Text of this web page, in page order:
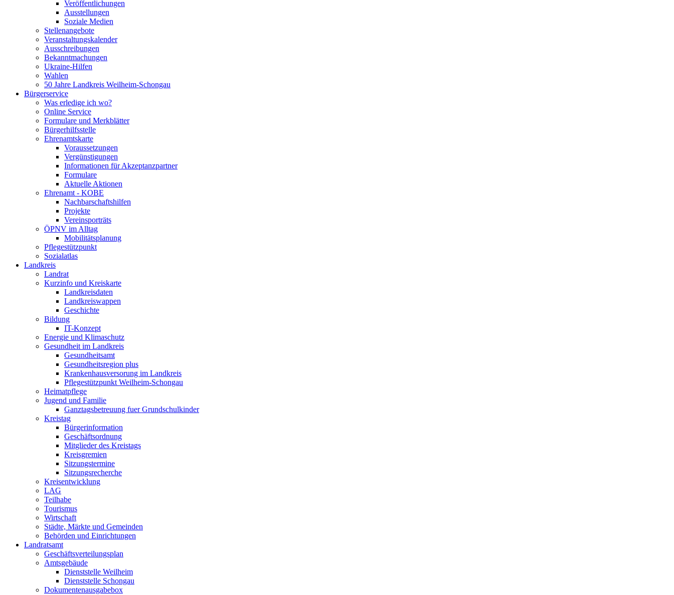
Veröffentlichungen
Ausstellungen
Soziale Medien
Stellenangebote
Veranstaltungskalender
Ausschreibungen
Bekanntmachungen
Ukraine-Hilfen
Wahlen
50 Jahre Landkreis Weilheim-Schongau
Bürgerservice
Was erledige ich wo?
Online Service
Formulare und Merkblätter
Bürgerhilfsstelle
Ehrenamtskarte
Voraussetzungen
Vergünstigungen
Informationen für Akzeptanzpartner
Formulare
Aktuelle Aktionen
Ehrenamt - KOBE
Nachbarschaftshilfen
Projekte
Vereinsporträts
ÖPNV im Alltag
Mobilitätsplanung
Pflegestützpunkt
Sozialatlas
Landkreis
Landrat
Kurzinfo und Kreiskarte
Landkreisdaten
Landkreiswappen
Geschichte
Bildung
IT-Konzept
Energie und Klimaschutz
Gesundheit im Landkreis
Gesundheitsamt
Gesundheitsregion plus
Krankenhausversorung im Landkreis
Pflegestützpunkt Weilheim-Schongau
Heimatpflege
Jugend und Familie
Ganztagsbetreuung fuer Grundschulkinder
Kreistag
Bürgerinformation
Geschäftsordnung
Mitglieder des Kreistags
Kreisgremien
Sitzungstermine
Sitzungsrecherche
Kreisentwicklung
LAG
Teilhabe
Tourismus
Wirtschaft
Städte, Märkte und Gemeinden
Behörden und Einrichtungen
Landratsamt
Geschäftsverteilungsplan
Amtsgebäude
Dienststelle Weilheim
Dienststelle Schongau
Dokumentenausgabebox